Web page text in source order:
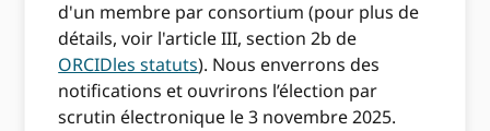
d'un membre par consortium (pour plus de
détails, voir l'article III, section 2b de
ORCIDles statuts). Nous enverrons des
notifications et ouvrirons l’élection par
scrutin électronique le 3 novembre 2025.